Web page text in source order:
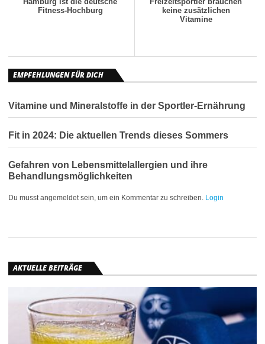
Fitness-Hochburg
keine zusätzlichen
Vitamine
EMPFEHLUNGEN FÜR DICH
Vitamine und Mineralstoffe in der Sportler-Ernährung
Fit in 2024: Die aktuellen Trends dieses Sommers
Gefahren von Lebensmittelallergien und ihre
Behandlungsmöglichkeiten
Du musst angemeldet sein, um ein Kommentar zu schreiben. Login
AKTUELLE BEITRÄGE